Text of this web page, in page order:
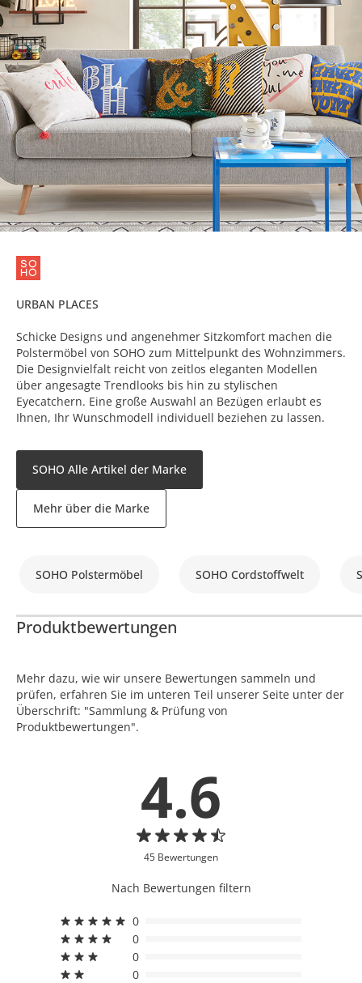
URBAN PLACES
Schicke Designs und angenehmer Sitzkomfort machen die
Polstermöbel von SOHO zum Mittelpunkt des Wohnzimmers.
Die Designvielfalt reicht von zeitlos eleganten Modellen
über angesagte Trendlooks bis hin zu stylischen
Eyecatchern. Eine große Auswahl an Bezügen erlaubt es
Ihnen, Ihr Wunschmodell individuell beziehen zu lassen.
SOHO Alle Artikel der Marke
Mehr über die Marke
SOHO Polstermöbel SOHO Cordstoffwelt
Produktbewertungen
Mehr dazu, wie wir unsere Bewertungen sammeln und
prüfen, erfahren Sie im unteren Teil unserer Seite unter der
Überschrift: "Sammlung & Prüfung von
Produktbewertungen".
4.6
45 Bewertungen
Nach Bewertungen filtern
0
0
0
0